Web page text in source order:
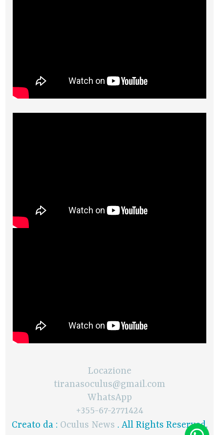
Locazione
tiranasoculus@gmail.com
WhatsApp
+355-67-2771424
Creato da : Oculus News . All Rights Reserved.